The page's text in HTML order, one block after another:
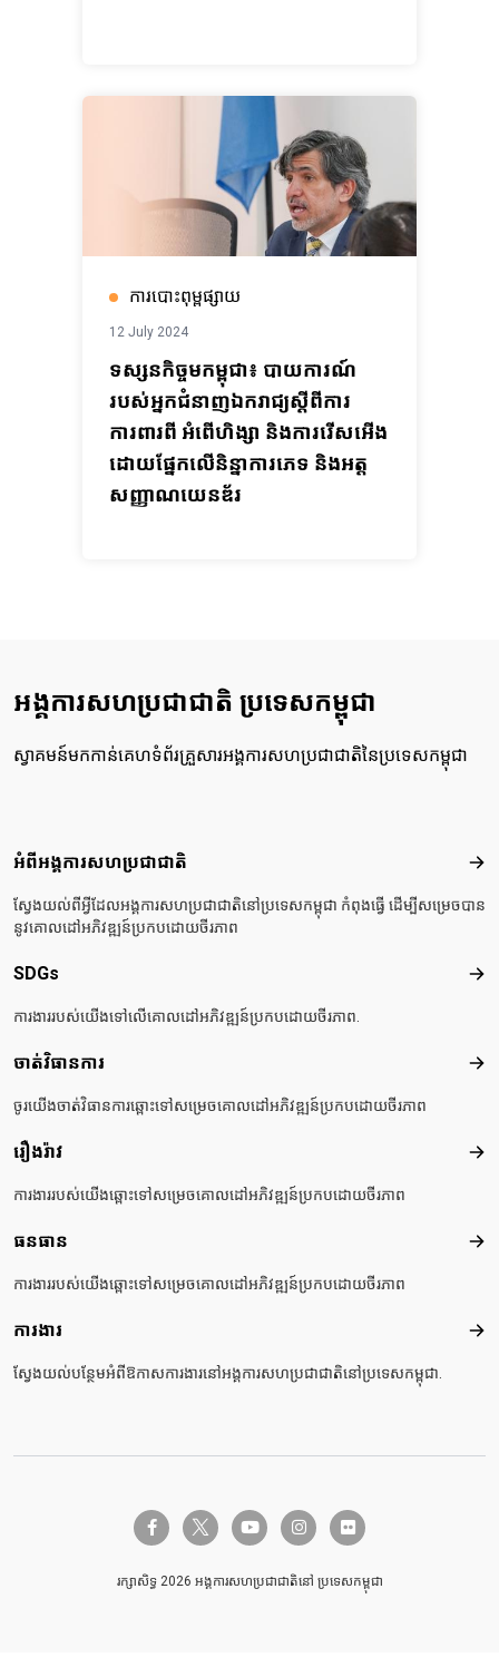
ការបោះពុម្ពផ្សាយ
12 July 2024
ទស្សនកិច្ចមកម្ពុជា៖ បាយការណ៍
របស់អ្នកជំនាញឯករាជ្យស្តីពីការ
ការពារពី អំពើហិង្សា និងការរើសអើង
ដោយផ្នែកលើនិន្នាការភេទ និងអត្ត
សញ្ញាណយេនឌ័រ
អង្គការសហប្រជាជាតិ ប្រទេសកម្ពុជា
ស្វាគមន៍មកកាន់គេហទំព័រគ្រួសារអង្គការសហប្រជាជាតិនៃប្រទេសកម្ពុជា
Footer menu
អំពីអង្គការសហប្រជាជាតិ អំពី
ស្វែងយល់ពីអ្វីដែលអង្គការសហប្រជាជាតិនៅប្រទេសកម្ពុជា កំពុងធ្វើ ដើម្បីសម្រេចបាន
នូវគោលដៅអភិវឌ្ឍន៍ប្រកបដោយចីរភាព
SDGs
ការងាររបស់យើងទៅលើគោលដៅអភិវឌ្ឍន៍ប្រកបដោយចីរភាព.
ចាត់វិធានការ ចាត់
ចូរយើងចាត់វិធានការឆ្ពោះទៅសម្រេចគោលដៅអភិវឌ្ឍន៍ប្រកបដោយចីរភាព
រឿងរ៉ាវ រឿង
ការងាររបស់យើងឆ្ពោះទៅសម្រេចគោលដៅអភិវឌ្ឍន៍ប្រកបដោយចីរភាព
ធនធាន ធន
ការងាររបស់យើងឆ្ពោះទៅសម្រេចគោលដៅអភិវឌ្ឍន៍ប្រកបដោយចីរភាព
ការងារ ការ
ស្វែងយល់បន្ថែមអំពីឱកាសការងារនៅអង្គការសហប្រជាជាតិនៅប្រទេសកម្ពុជា.
facebook-ftwitter-x youtube instagramflickr
រក្សាសិទ្ធ 2026 អង្គការសហប្រជាជាតិនៅ ប្រទេសកម្ពុជា